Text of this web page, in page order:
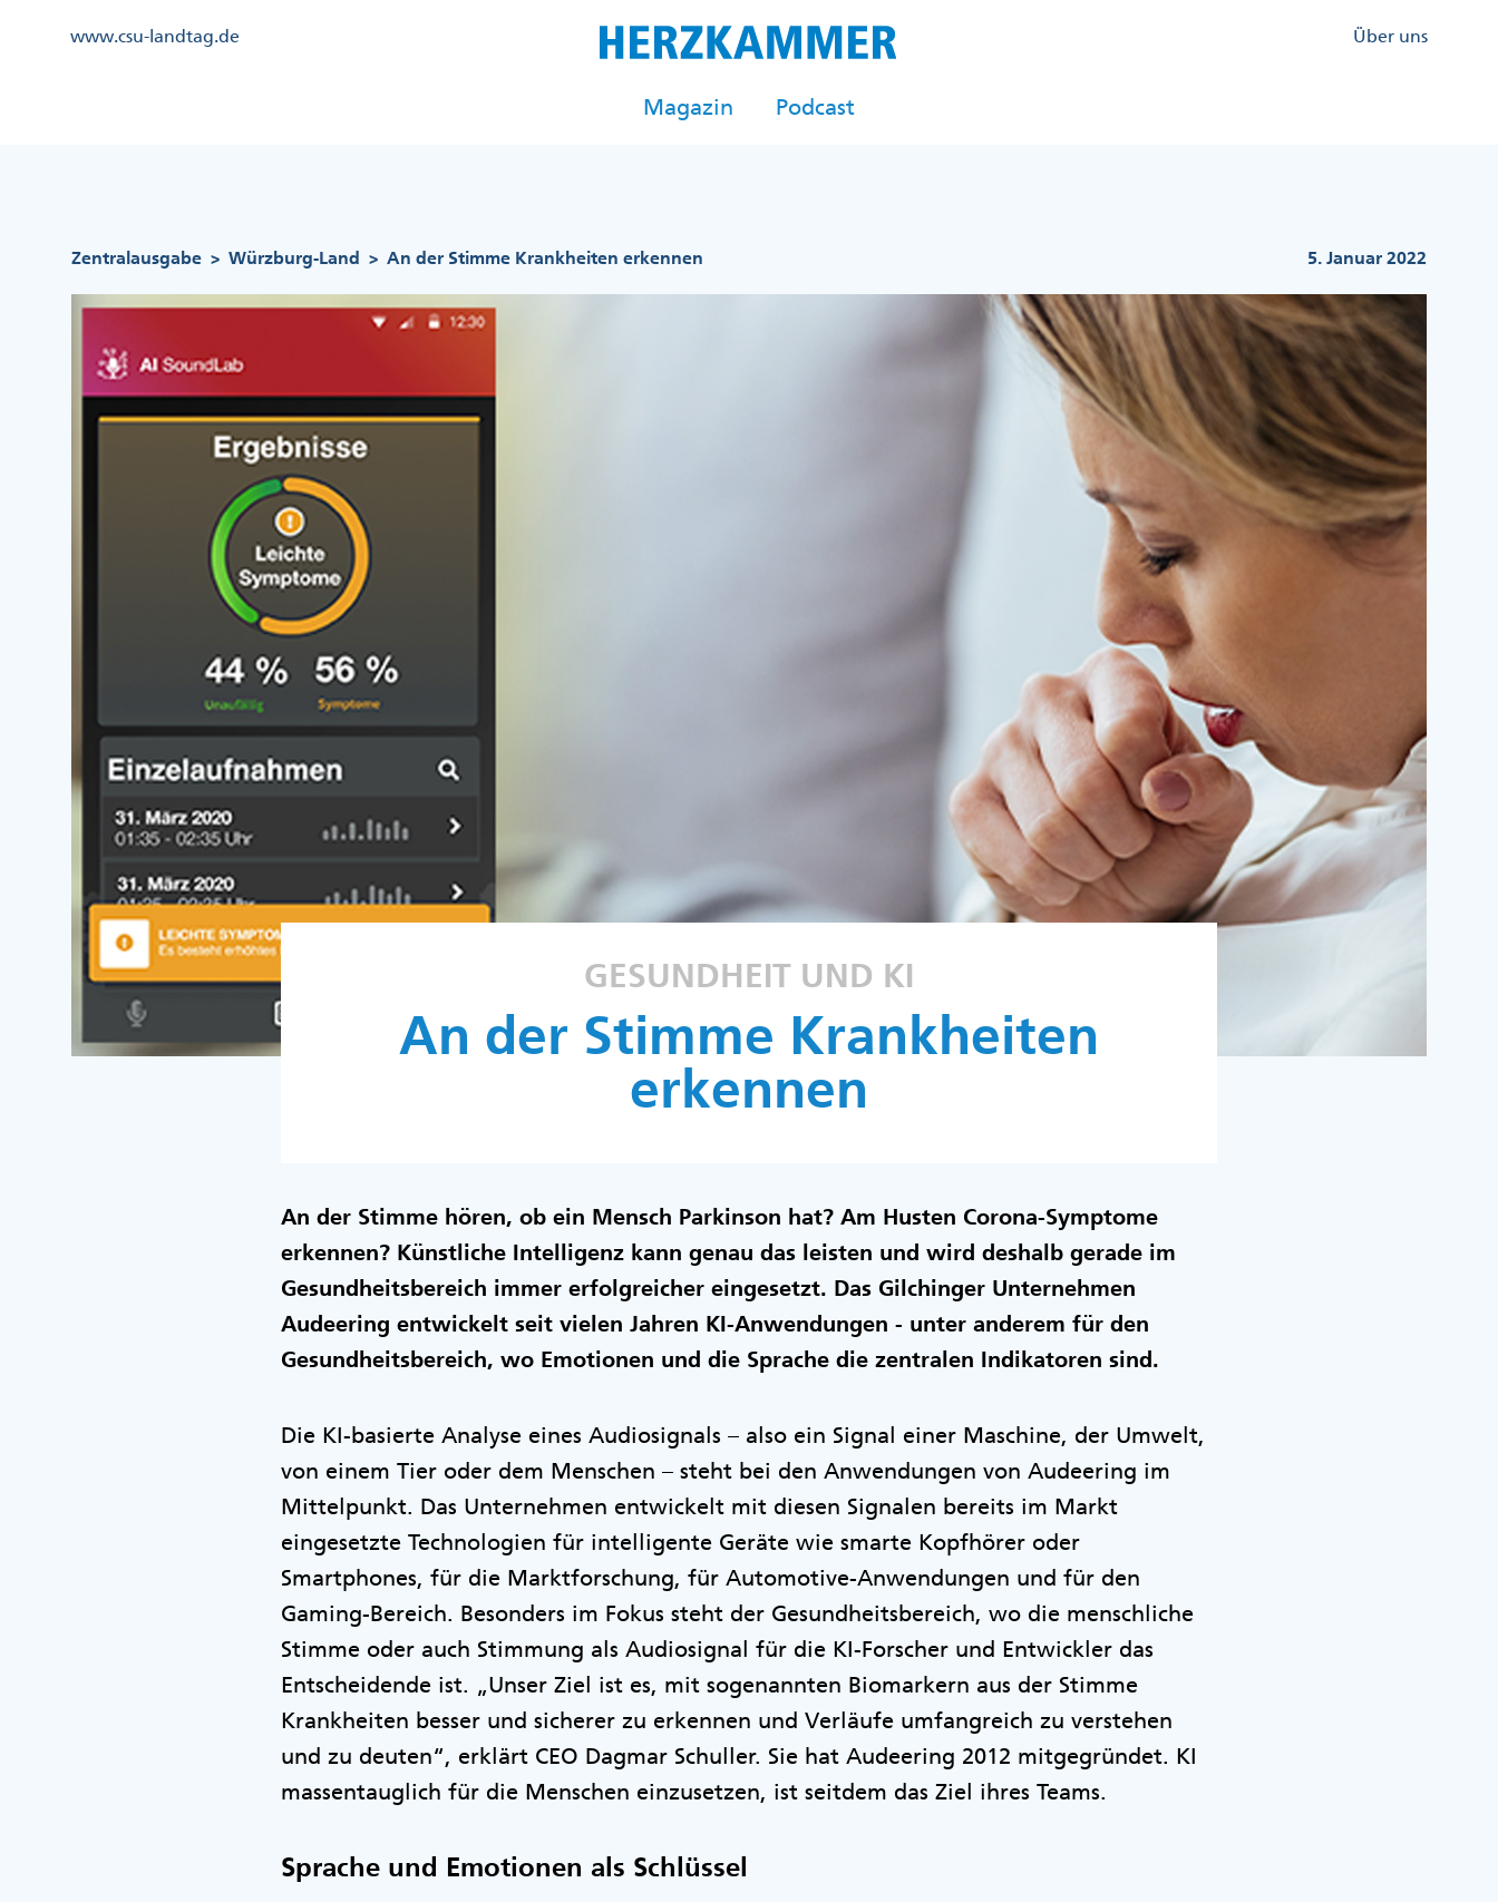
Kopfzeile
www.csu-landtag.de
Kopfzeile
Über uns
Magazin Podcast
Zentralausgabe > Würzburg-Land > An der Stimme Krankheiten erkennen 5. Januar 2022
GESUNDHEIT UND KI
An der Stimme Krankheiten
erkennen
An der Stimme hören, ob ein Mensch Parkinson hat? Am Husten Corona-Symptome
erkennen? Künstliche Intelligenz kann genau das leisten und wird deshalb gerade im
Gesundheitsbereich immer erfolgreicher eingesetzt. Das Gilchinger Unternehmen
Audeering entwickelt seit vielen Jahren KI-Anwendungen - unter anderem für den
Gesundheitsbereich, wo Emotionen und die Sprache die zentralen Indikatoren sind.
Die KI-basierte Analyse eines Audiosignals – also ein Signal einer Maschine, der Umwelt,
von einem Tier oder dem Menschen – steht bei den Anwendungen von Audeering im
Mittelpunkt. Das Unternehmen entwickelt mit diesen Signalen bereits im Markt
eingesetzte Technologien für intelligente Geräte wie smarte Kopfhörer oder
Smartphones, für die Marktforschung, für Automotive-Anwendungen und für den
Gaming-Bereich. Besonders im Fokus steht der Gesundheitsbereich, wo die menschliche
Stimme oder auch Stimmung als Audiosignal für die KI-Forscher und Entwickler das
Entscheidende ist. „Unser Ziel ist es, mit sogenannten Biomarkern aus der Stimme
Krankheiten besser und sicherer zu erkennen und Verläufe umfangreich zu verstehen
und zu deuten“, erklärt CEO Dagmar Schuller. Sie hat Audeering 2012 mitgegründet. KI
massentauglich für die Menschen einzusetzen, ist seitdem das Ziel ihres Teams.
Sprache und Emotionen als Schlüssel